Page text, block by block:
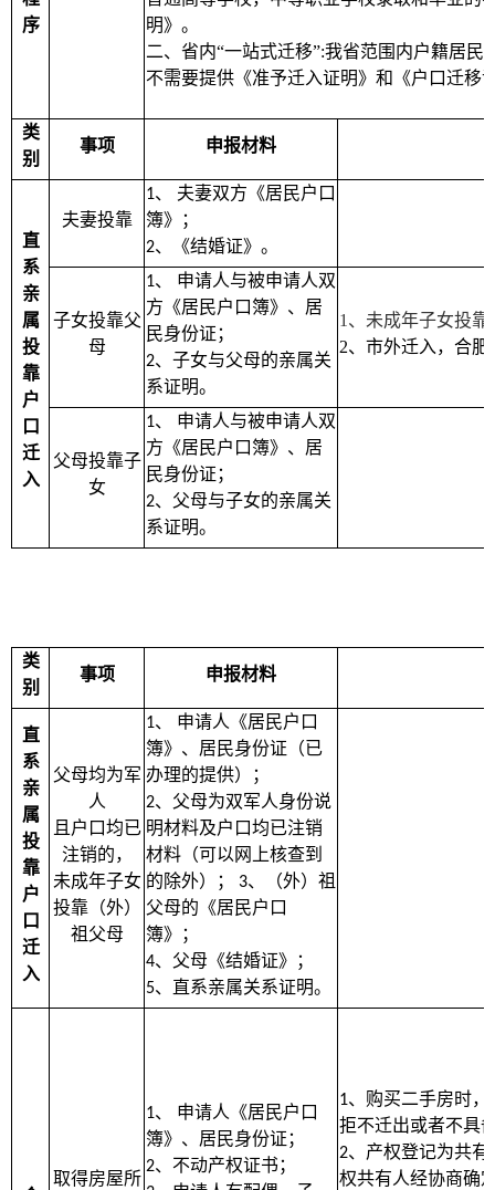
序
明》。
二、省内“一站式迁移”:我省范围内户籍居民
不需要提供《准予迁入证明》和《户口迁移
类
别
事项 申报材料
直
系
亲
属
投
靠
户
口
迁
入
夫妻投靠
1、
夫妻双方《居民户口
簿》；
2、《结婚证》。
子女投靠父
母
1、
申请人与被申请人双
方《居民户口簿》、居
民身份证；
2、子女与父母的亲属关
系证明。
1 、未成年子女投
2、市外迁入，合
父母投靠子
女
1、
申请人与被申请人双
方《居民户口簿》、居
民身份证；
2、父母与子女的亲属关
系证明。
类
别
事项 申报材料
直
系
亲
属
投
靠
户
口
迁
入
父母均为军
人
且户口均已
注销的，
未成年子女
投靠（外）
祖父母
1、
申请人《居民户口
簿》、居民身份证（已
办理的提供）；
2、父母为双军人身份说
明材料及户口均已注销
材料（可以网上核查到
的除外）；
3、（外）祖
父母的《居民户口
簿》；
4、父母《结婚证》；
5、直系亲属关系证明。
取得房屋所
1、
申请人《居民户口
簿》、居民身份证；
2、不动产权证书；
1、购买二手房时
拒不迁出或者不具
2、产权登记为共
权共有人经协商确